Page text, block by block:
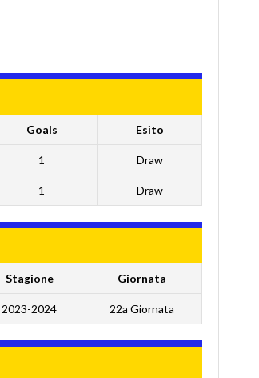
Goals Esito
1 Draw
1 Draw
Stagione Giornata
2023-2024 22a Giornata